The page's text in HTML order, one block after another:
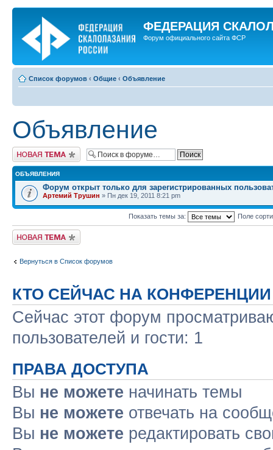
ФЕДЕРАЦИЯ
Форум официального сайта ФСР
Список форумов ‹ Общие ‹ Объявление
Объявление
Новая тема
ОБЪЯВЛЕНИЯ
Форум открыт только для зарегистрированных
Артемий Трушин » Пн дек 19, 2011 8:21 pm
Показать темы за: Поле
Новая тема
Вернуться в Список форумов
КТО СЕЙЧАС НА КОНФЕРЕНЦИИ
Сейчас этот форум
пользователей и гости: 1
ПРАВА ДОСТУПА
Вы не можете начинать темы
Вы не можете отвечать на
Вы не можете редактировать